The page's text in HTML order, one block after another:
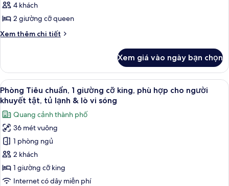
4 khách
2 giường cỡ queen
Xem thêm chi tiết
Chi
2
Queen
Beds,Non-
Smoking,High
Speed
Internet
Access,Microwave,Refrigerator
Xem giá vào ngày bạn chọn
Xem
tất
cả
ảnh
Phòng
Tiêu
chuẩn,
1
giường
Bộ đồ giường kháng dị ứng, bàn,
4
Phòng Tiêu chuẩn, 1 giường cỡ king, phù hợp cho người
khuyết tật, tủ lạnh & lò vi sóng
Quang cảnh thành phố
36 mét vuông
1 phòng ngủ
2 khách
1 giường cỡ king
Internet có dây miễn phí